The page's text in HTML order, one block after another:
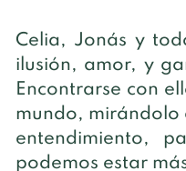
Celia, Jonás y
ilusión, amor, y
Encontrarse con
mundo, mirándolo
entendimiento,
podemos estar